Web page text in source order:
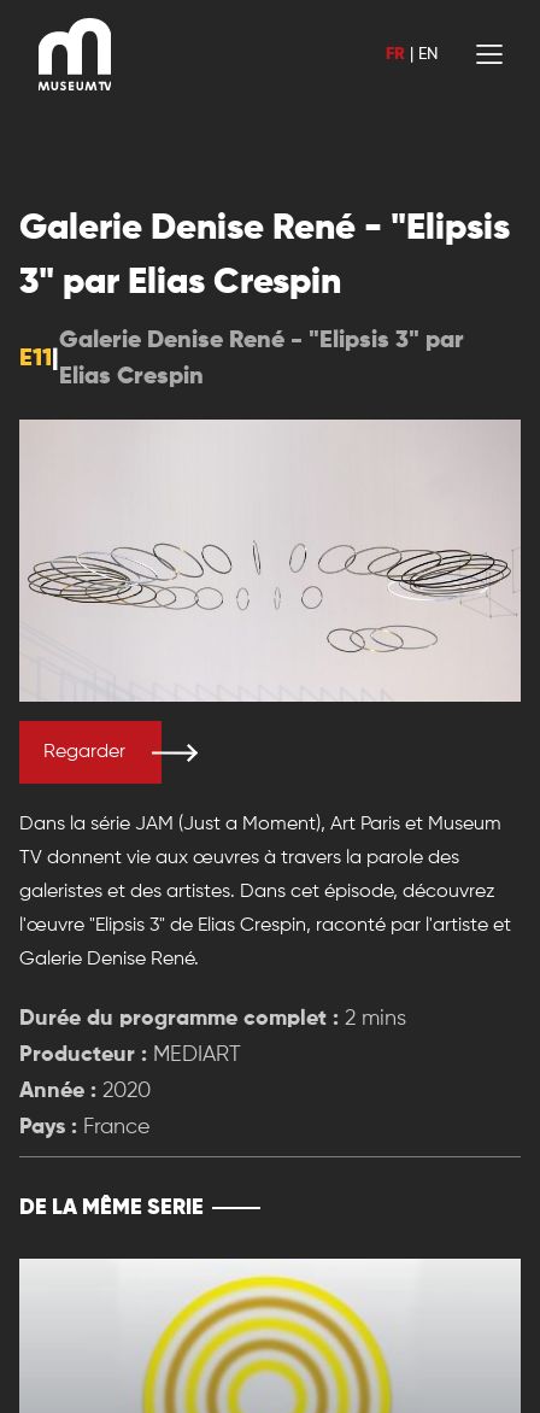
contenu
FR EN
Galerie Denise René - "Elipsis
3" par Elias Crespin
E11
Galerie Denise René - "Elipsis 3" par
Elias Crespin
Regarder
Dans la série JAM (Just a Moment), Art Paris et Museum
TV donnent vie aux œuvres à travers la parole des
galeristes et des artistes. Dans cet épisode, découvrez
l'œuvre "Elipsis 3" de Elias Crespin, raconté par l'artiste et
Galerie Denise René.
Durée du programme complet : 2 mins
Producteur : MEDIART
Année : 2020
Pays : France
DE LA MÊME SERIE